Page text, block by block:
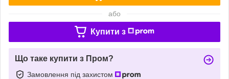
або
Купити з
Що таке купити з Пром?
Замовлення під захистом